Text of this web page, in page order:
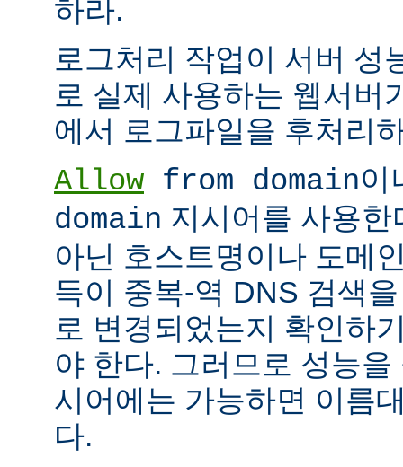
하라.
로그처리 작업이 서버 성
로 실제 사용하는 웹서버
에서 로그파일을 후처리
Allow from domain이
domain 지시어를 사용
아닌 호스트명이나 도메
득이 중복-역 DNS 검색
로 변경되었는지 확인하
야 한다. 그러므로 성능
시어에는 가능하면 이름
다.